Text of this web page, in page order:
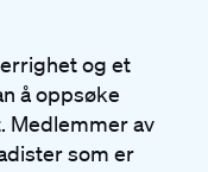
og et
å oppsøke
Medlemmer av
som er